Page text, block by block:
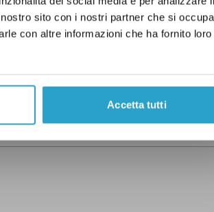
sito con i nostri partner che si
con altre informazioni che ha fornito loro
Accetta tutti
ISCRIVITI